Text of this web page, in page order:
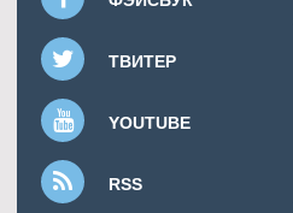
ТВИТЕР
YOUTUBE
RSS